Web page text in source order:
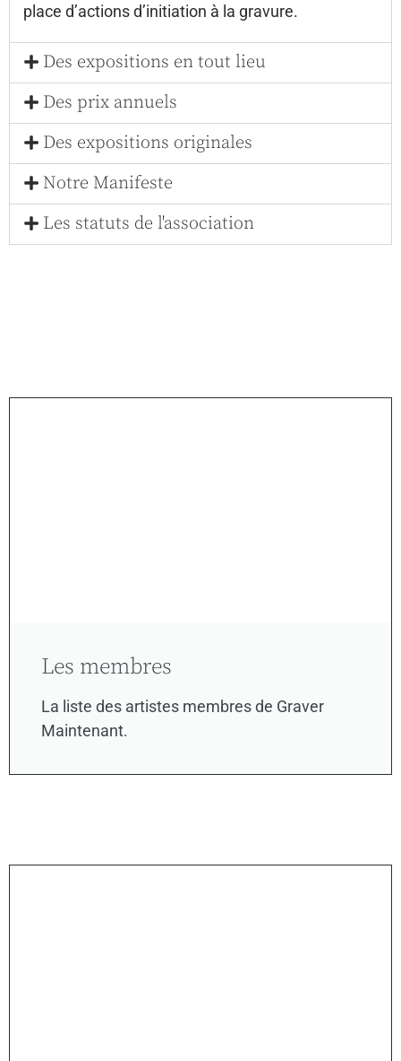
place d’actions d’initiation à la gravure.
Des expositions en tout lieu
Des prix annuels
Des expositions originales
Notre Manifeste
Les statuts de l'association
Les membres
La liste des artistes membres de Graver
Maintenant.